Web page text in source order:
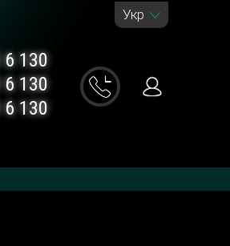
Укр
130
6 130
6 130